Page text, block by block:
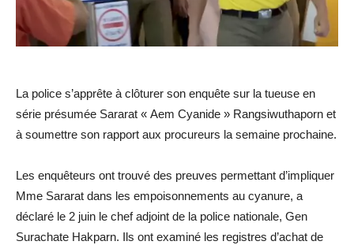
La police s’apprête à clôturer son enquête sur la tueuse en
série présumée Sararat « Aem Cyanide » Rangsiwuthaporn et
à soumettre son rapport aux procureurs la semaine prochaine.
Les enquêteurs ont trouvé des preuves permettant d’impliquer
Mme Sararat dans les empoisonnements au cyanure, a
déclaré le 2 juin le chef adjoint de la police nationale, Gen
Surachate Hakparn. Ils ont examiné les registres d’achat de